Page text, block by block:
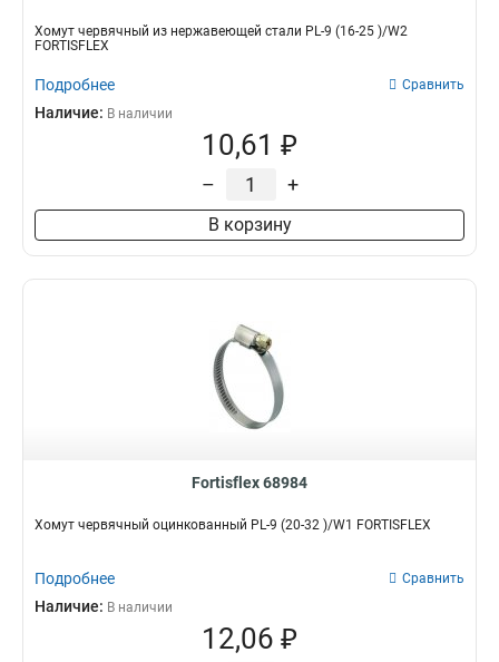
Хомут червячный из нержавеющей стали PL-9 (16-25 )/W2
FORTISFLEX
Подробнее Сравнить
Наличие: В наличии
10,61 ₽
– +
В корзину
Fortisflex 68984
Хомут червячный оцинкованный PL-9 (20-32 )/W1 FORTISFLEX
Подробнее Сравнить
Наличие: В наличии
12,06 ₽